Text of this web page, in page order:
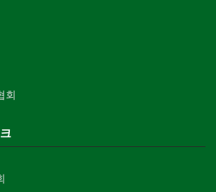
회